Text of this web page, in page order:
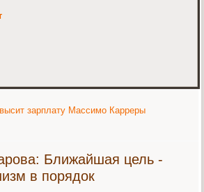
зарплату Массимо Карреры
Ближайшая цель -
в порядок